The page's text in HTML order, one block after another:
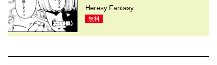
Heresy Fantasy
無料